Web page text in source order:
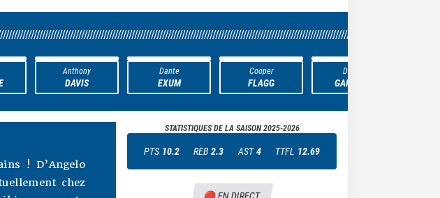
Dorian
aux Lakers !
Anthony
DAVIS
Dante
EXUM
Cooper
FLAGG
Daniel
GAFFORD
! D’Angelo
chez
STATISTIQUES DE LA SAISON2025-2026
PTS 10.2 REB 2.3 AST 4 TTFL 12.69